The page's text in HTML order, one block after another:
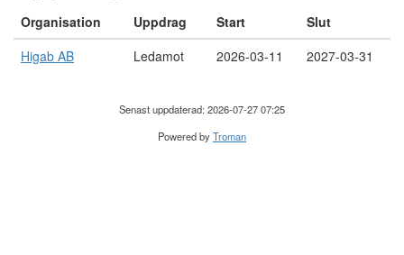
Organisation Uppdrag Start
Slut
Higab AB
Ledamot 2026-03-11 2027-03-31
Senast uppdaterad: 2026-07-27 07:25
Powered byTroman